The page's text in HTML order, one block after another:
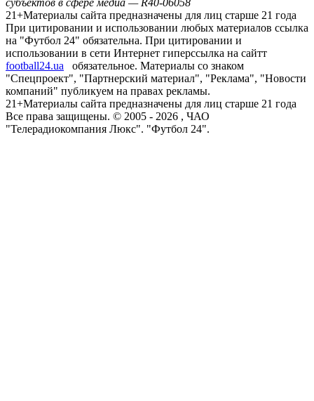
21+Материалы сайта предназначены для лиц старше 21 года
При цитировании и использовании любых материалов ссылка
на "Футбол 24" обязательна. При цитировании и
использовании в сети Интернет гиперссылка на сайтт
football24.ua
обязательное. Материалы со знаком
"Спецпроект", "Партнерский материал", "Реклама", "Новости
компаний" публикуем на правах рекламы.
21+Материалы сайта предназначены для лиц старше 21 года
Все права защищены. © 2005 - 2026 , ЧАО
"Телерадиокомпания Люкс". "Футбол 24".